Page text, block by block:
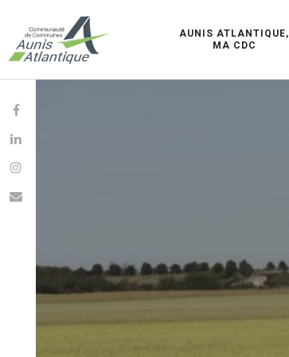
AUNIS ATLANTIQUE,
MA CDC